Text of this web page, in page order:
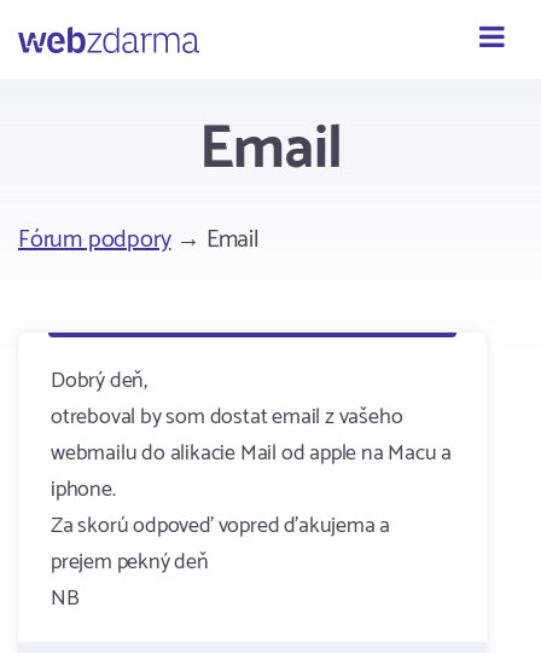
Webzdarma
Email
Fórum podpory→ Email
Dobrý deň,
otreboval by som dostat email z vašeho
webmailu do alikacie Mail od apple na Macu a
iphone.
Za skorú odpoveď vopred ďakujema a
prejem pekný deň
NB